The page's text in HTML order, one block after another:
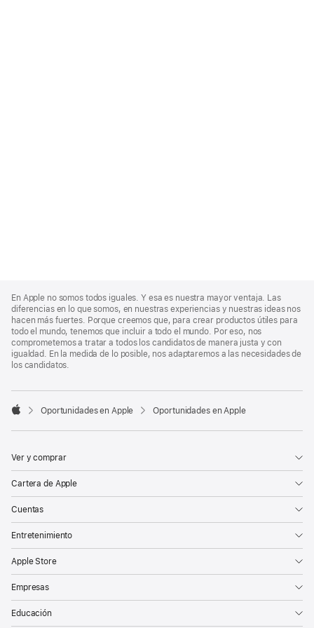
Footer
En Apple no somos todos iguales. Y esa es nuestra mayor ventaja. Las
diferencias en lo que somos, en nuestras experiencias y nuestras ideas nos
hacen más fuertes. Porque creemos que, para crear productos útiles para
todo el mundo, tenemos que incluir a todo el mundo. Por eso, nos
comprometemos a tratar a todos los candidatos de manera justa y con
igualdad. En la medida de lo posible, nos adaptaremos a las necesidades de
los candidatos.

Oportunidades en Apple Oportunidades en Apple
Ver y comprar
Cartera de Apple
Cuentas
Entretenimiento
Apple Store
Empresas
Educación